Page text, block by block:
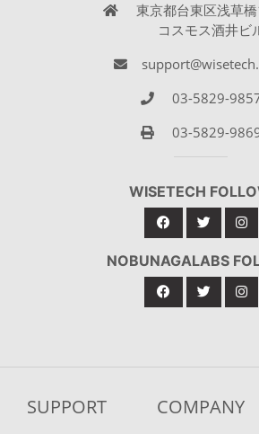
東京都台東区浅草
コスモス酒井ビ
03-5829-
03-5829-
WISETECH
NOBUNAGALABS
SUPPORT COMPANY